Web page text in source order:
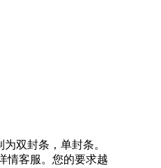
双封条，单封条。
情客服。您的要求越